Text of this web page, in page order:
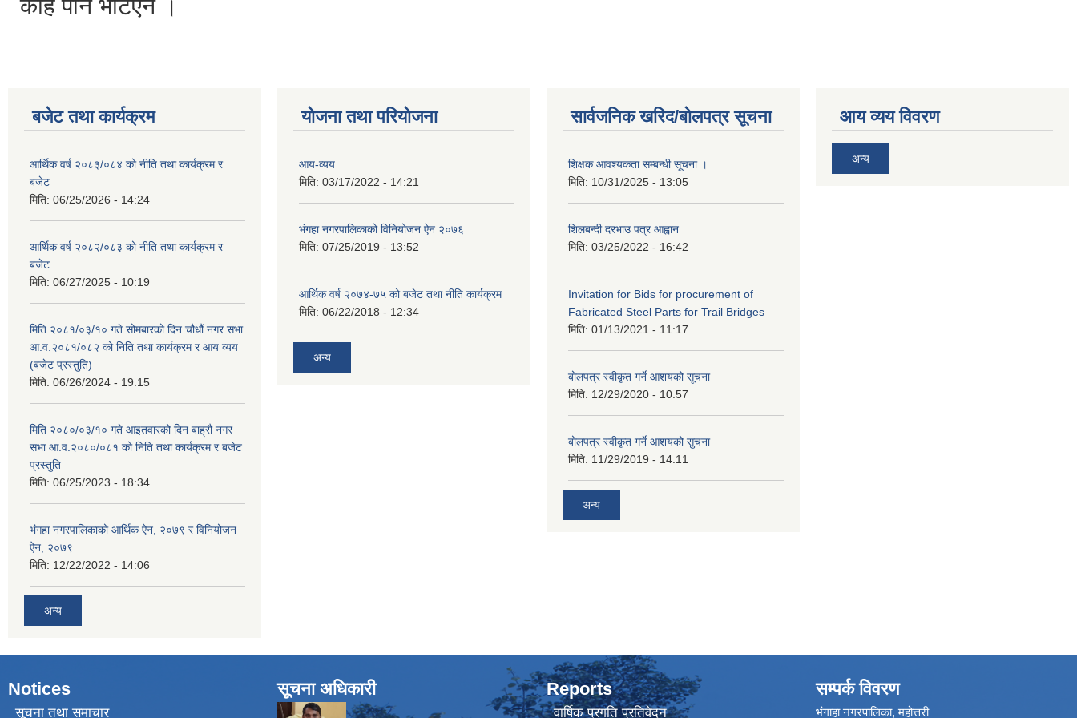
केहि पनि भेटिएन ।
बजेट तथा कार्यक्रम
आर्थिक वर्ष २०८३/०८४ को नीति तथा कार्यक्रम र
बजेट
मिति: 06/25/2026 - 14:24
आर्थिक वर्ष २०८२/०८३ को नीति तथा कार्यक्रम र
बजेट
मिति: 06/27/2025 - 10:19
मिति २०८१/०३/१० गते सोमबारको दिन चौधौं नगर सभा
आ.व.२०८१/०८२ को निति तथा कार्यक्रम र आय व्यय
(बजेट प्रस्तुति)
मिति: 06/26/2024 - 19:15
मिति २०८०/०३/१० गते आइतवारको दिन बाह्रौ नगर
सभा आ.व.२०८०/०८१ को निति तथा कार्यक्रम र बजेट
प्रस्तुति
मिति: 06/25/2023 - 18:34
भंगहा नगरपालिकाको आर्थिक ऐन, २०७९ र विनियोजन
ऐन, २०७९
मिति: 12/22/2022 - 14:06
अन्य
योजना तथा परियोजना
आय-व्यय
मिति: 03/17/2022 - 14:21
भंगहा नगरपालिकाको विनियोजन ऐन २०७६
मिति: 07/25/2019 - 13:52
आर्थिक वर्ष २०७४-७५ को बजेट तथा नीति कार्यक्रम
मिति: 06/22/2018 - 12:34
अन्य
सार्वजनिक खरिद/बोलपत्र सूचना
शिक्षक आवश्यकता सम्बन्धी सूचना ।
मिति: 10/31/2025 - 13:05
शिलबन्दी दरभाउ पत्र आह्वान
मिति: 03/25/2022 - 16:42
Invitation for Bids for procurement of
Fabricated Steel Parts for Trail Bridges
मिति: 01/13/2021 - 11:17
बोलपत्र स्वीकृत गर्ने आशयको सूचना
मिति: 12/29/2020 - 10:57
बोलपत्र स्वीकृत गर्ने आशयको सुचना
मिति: 11/29/2019 - 14:11
अन्य
आय व्यय विवरण
अन्य
Notices
सूचना तथा समाचार
सूचना अधिकारी Reports
वार्षिक प्रगति प्रतिवेदन
सम्पर्क विवरण
भंगाहा नगरपालिका, महोत्तरी